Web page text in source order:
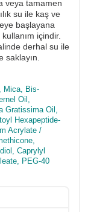
veya tamamen
su ile kaş ve
başlayana
içindir.
derhal su ile
saklayın.
Mica, Bis-
Oil,
Gratissima Oil,
Hexapeptide-
Acrylate /
Caprylyl
PEG-40